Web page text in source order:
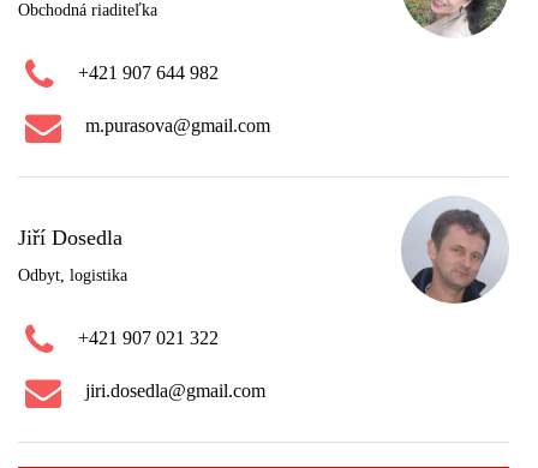
Obchodná riaditeľka
+421 907 644 982
m.purasova@gmail.com
Jiří Dosedla
Odbyt, logistika
+421 907 021 322
jiri.dosedla@gmail.com